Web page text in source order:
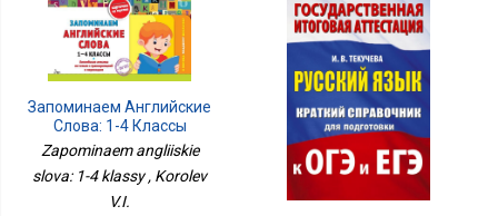
Запоминаем Английские
Слова: 1-4 Классы
Zapominaem angliiskie
slova: 1-4 klassy , Korolev
V.I.